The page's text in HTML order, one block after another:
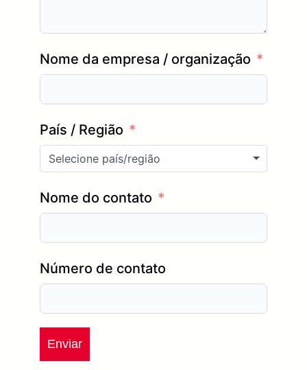
Nome da empresa / organização
País / Região
Selecione país/região
Nome do contato
Número de contato
Enviar